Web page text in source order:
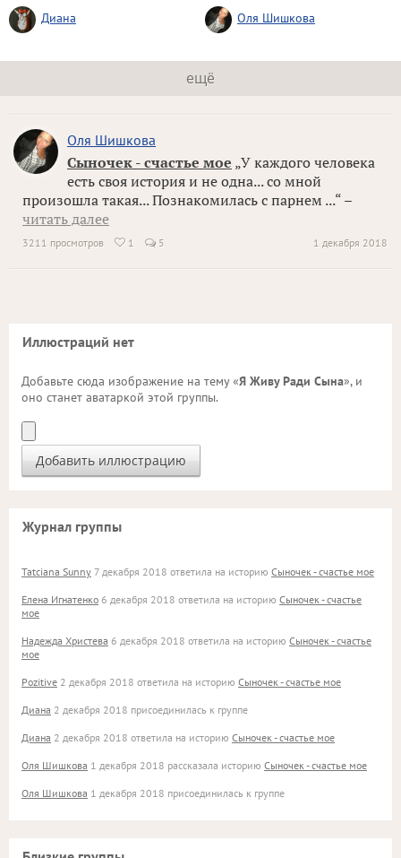
Диана Оля Шишкова
ещё
Оля Шишкова
Сыночек - счастье мое „У каждого человека
есть своя история и не одна... со мной
произошла такая... Познакомилась с парнем ...“ –
читать далее
1 декабря 2018
3211 просмотров  1 5
Иллюстраций нет
Добавьте сюда изображение на тему «Я Живу Ради Сына», и
оно станет аватаркой этой группы.
Журнал группы
Tatciana Sunny 7 декабря 2018 ответила на историю Сыночек - счастье мое
Елена Игнатенко 6 декабря 2018 ответила на историю Сыночек - счастье
мое
Надежда Христева 6 декабря 2018 ответила на историю Сыночек - счастье
мое
Pozitive 2 декабря 2018 ответила на историю Сыночек - счастье мое
Диана 2 декабря 2018 присоединилась к группе
Диана 2 декабря 2018 ответила на историю Сыночек - счастье мое
Оля Шишкова 1 декабря 2018 рассказала историю Сыночек - счастье мое
Оля Шишкова 1 декабря 2018 присоединилась к группе